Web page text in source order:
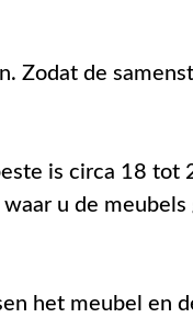
Zodat de
is circa 18 tot
u de meubels
het meubel en